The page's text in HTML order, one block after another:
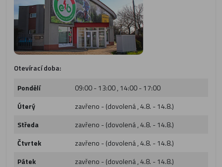
Otevírací doba:
Pondělí
09:00 - 13:00 , 14:00 - 17:00
Úterý
zavřeno - (dovolená , 4.8. - 14.8.)
Středa
zavřeno - (dovolená , 4.8. - 14.8.)
Čtvrtek
zavřeno - (dovolená , 4.8. - 14.8.)
Pátek
zavřeno - (dovolená , 4.8. - 14.8.)